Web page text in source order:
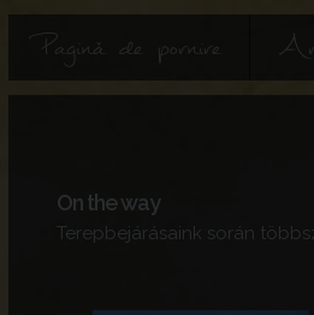
Pagină de pornire
On the way
Terepbejárásaink során